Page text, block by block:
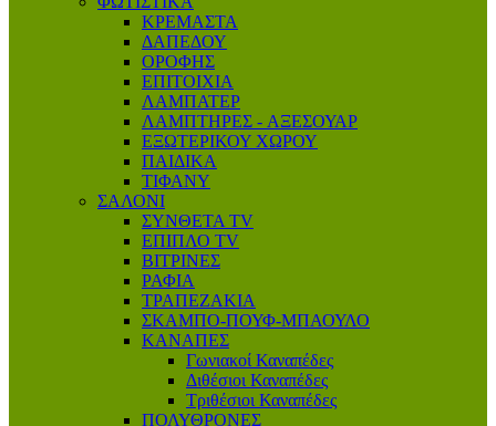
ΚΡΕΜΑΣΤΑ
ΔΑΠΕΔΟΥ
ΟΡΟΦΗΣ
ΕΠΙΤΟΙΧΙΑ
ΛΑΜΠΑΤΕΡ
ΛΑΜΠΤΗΡΕΣ - AΞΕΣΟΥΑΡ
ΕΞΩΤΕΡΙΚΟΥ ΧΩΡΟΥ
ΠΑΙΔΙΚΑ
ΤΙΦΑΝΥ
ΣΑΛΟΝΙ
ΣΥΝΘΕΤΑ TV
ΕΠΙΠΛΟ ΤV
ΒΙΤΡΙΝΕΣ
ΡΑΦΙΑ
ΤΡΑΠΕΖΑΚΙΑ
ΣΚΑΜΠΟ-ΠΟΥΦ-ΜΠΑΟΥΛΟ
ΚΑΝΑΠΕΣ
Γωνιακοί Καναπέδες
Διθέσιοι Καναπέδες
Τριθέσιοι Καναπέδες
ΠΟΛΥΘΡΟΝΕΣ